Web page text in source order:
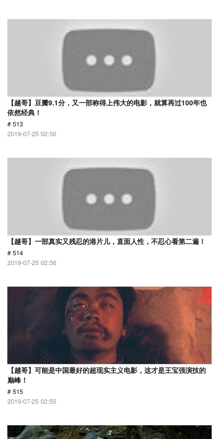
【越哥】豆瓣9.1分，又一部称得上伟大的电影，就算再过100年也
依然经典！
# 513
2019-07-25 02:56
【越哥】一部真实又残忍的港片儿，直面人性，不忍心看第二遍！
# 514
2019-07-25 02:56
【越哥】可能是中国最好的超现实主义电影，这才是王宝强演技的
巅峰！
# 515
2019-07-25 02:55